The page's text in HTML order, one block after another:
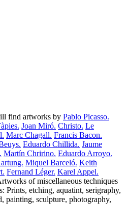
find artworks by Pablo Picasso.
Joan Miró. Christo. Le
Marc Chagall. Francis Bacon.
Eduardo Chillida. Jaume
Martín Chririno. Eduardo Arroyo.
Miquel Barceló. Keith
Fernand Léger. Karel Appel.
of miscellaneous techniques
Prints, etching, aquatint, serigraphy,
painting, sculpture, photography,